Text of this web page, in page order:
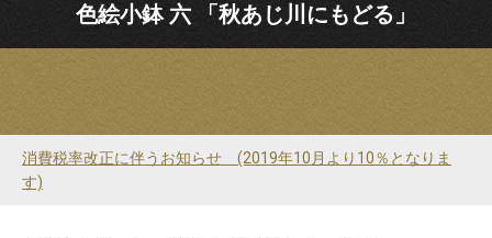
色絵小鉢 六 「秋あじ川にもどる」
消費税率改正に伴うお知らせ (2019年10月より10％となりま
す)